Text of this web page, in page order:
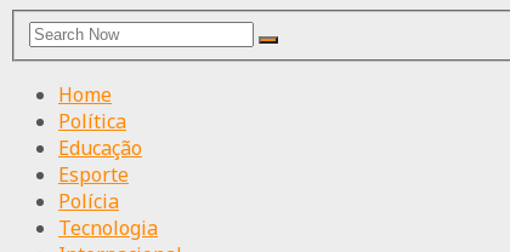
Search
for:
Search
Home
Política
Educação
Esporte
Polícia
Tecnologia